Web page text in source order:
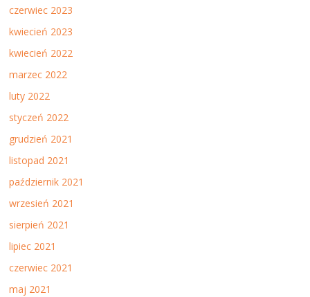
czerwiec 2023
kwiecień 2023
kwiecień 2022
marzec 2022
luty 2022
styczeń 2022
grudzień 2021
listopad 2021
październik 2021
wrzesień 2021
sierpień 2021
lipiec 2021
czerwiec 2021
maj 2021